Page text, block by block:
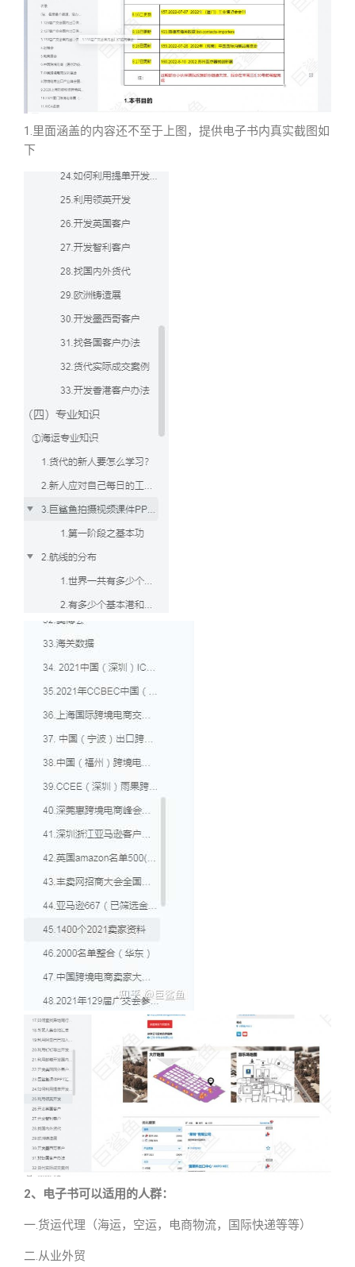
1.里面涵盖的内容还不至于上图，提供电子书内真实截图如
下
2、电子书可以适用的人群：
一.货运代理（海运，空运，电商物流，国际快递等等）
二.从业外贸